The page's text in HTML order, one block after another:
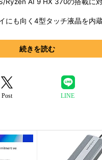
にも向く4型タッチ液晶を内
続きを読む
Post LINE